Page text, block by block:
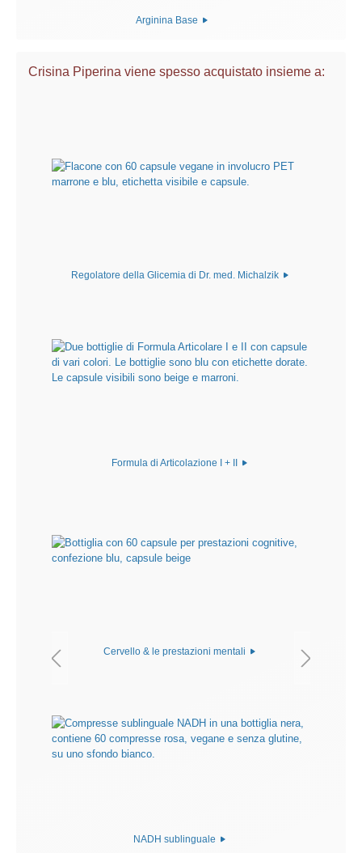
Arginina Base
Crisina Piperina viene spesso acquistato insieme a:
Regolatore della Glicemia di Dr. med. Michalzik
Formula di Articolazione I + II
Cervello & le prestazioni mentali
NADH sublinguale